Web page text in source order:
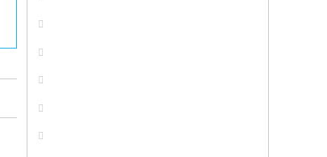




